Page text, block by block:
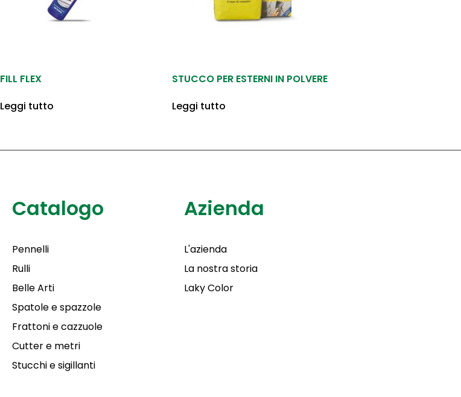
FILL FLEX
Leggi tutto
STUCCO PER ESTERNI IN POLVERE
Leggi tutto
Catalogo
Pennelli
Rulli
Belle Arti
Spatole e spazzole
Frattoni e cazzuole
Cutter e metri
Stucchi e sigillanti
Azienda
L'azienda
La nostra storia
Laky Color